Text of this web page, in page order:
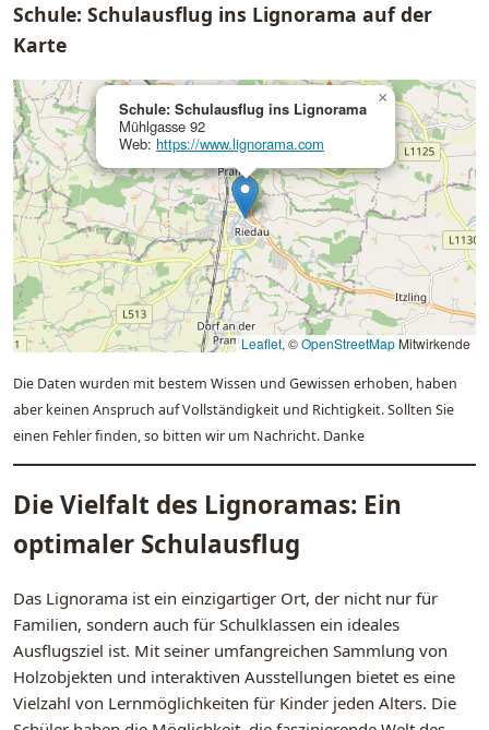
Schule: Schulausflug ins Lignorama auf der
Karte
Schule: Schulausflug ins Lignorama
Mühlgasse 92
Web: https://www.lignorama.com
×
Leaflet, ©OpenStreetMapMitwirkende
Die Daten wurden mit bestem Wissen und Gewissen erhoben, haben
aber keinen Anspruch auf Vollständigkeit und Richtigkeit. Sollten Sie
einen Fehler finden, so bitten wir um Nachricht. Danke
Die Vielfalt des Lignoramas: Ein
optimaler Schulausflug
Das Lignorama ist ein einzigartiger Ort, der nicht nur für
Familien, sondern auch für Schulklassen ein ideales
Ausflugsziel ist. Mit seiner umfangreichen Sammlung von
Holzobjekten und interaktiven Ausstellungen bietet es eine
Vielzahl von Lernmöglichkeiten für Kinder jeden Alters. Die